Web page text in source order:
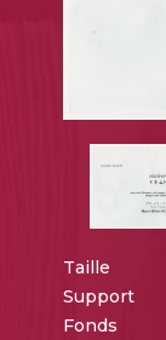
Taille
Support
Fonds